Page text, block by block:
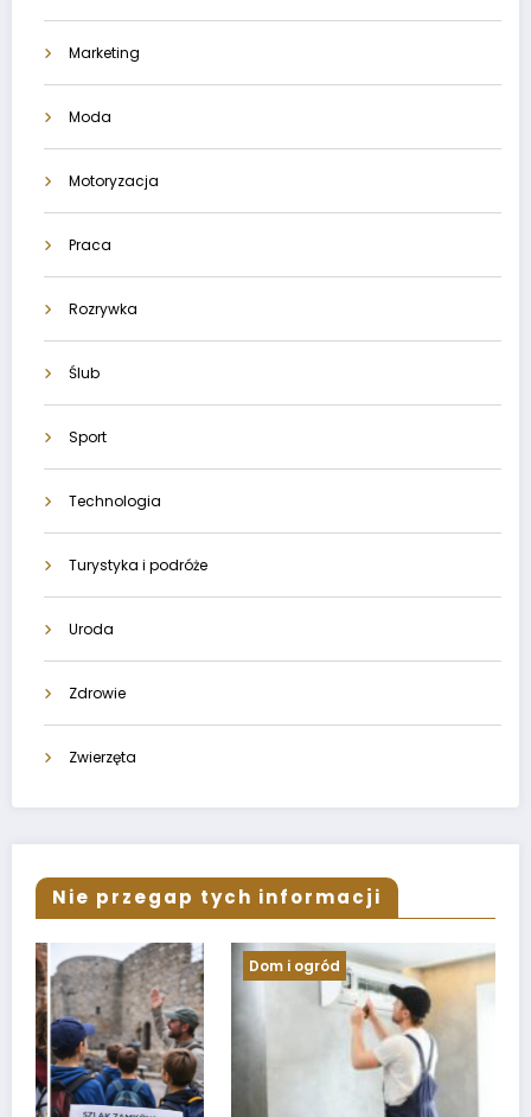
Marketing
Moda
Motoryzacja
Praca
Rozrywka
Ślub
Sport
Technologia
Turystyka i podróże
Uroda
Zdrowie
Zwierzęta
Nie przegap tych informacji
Dom i ogród